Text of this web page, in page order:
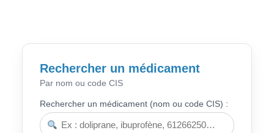
Rechercher un médicament
Par nom ou code CIS
Rechercher un médicament (nom ou code CIS) :